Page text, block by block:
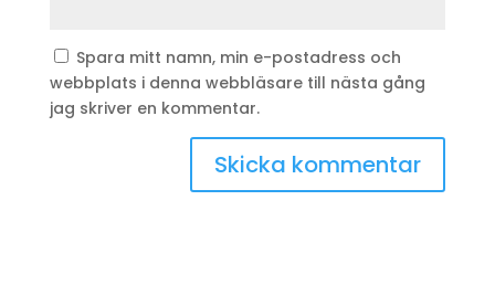
Spara mitt namn, min e-postadress och
webbplats i denna webbläsare till nästa gång
jag skriver en kommentar.